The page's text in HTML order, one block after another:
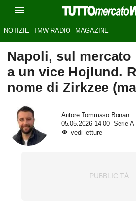
NOTIZIE TMW RADIO MAGAZINE
Napoli, sul mercato
a un vice Hojlund.
nome di Zirkzee
Autore
Tommaso Bonan
05.05.2026 14:00
Serie A
vedi letture